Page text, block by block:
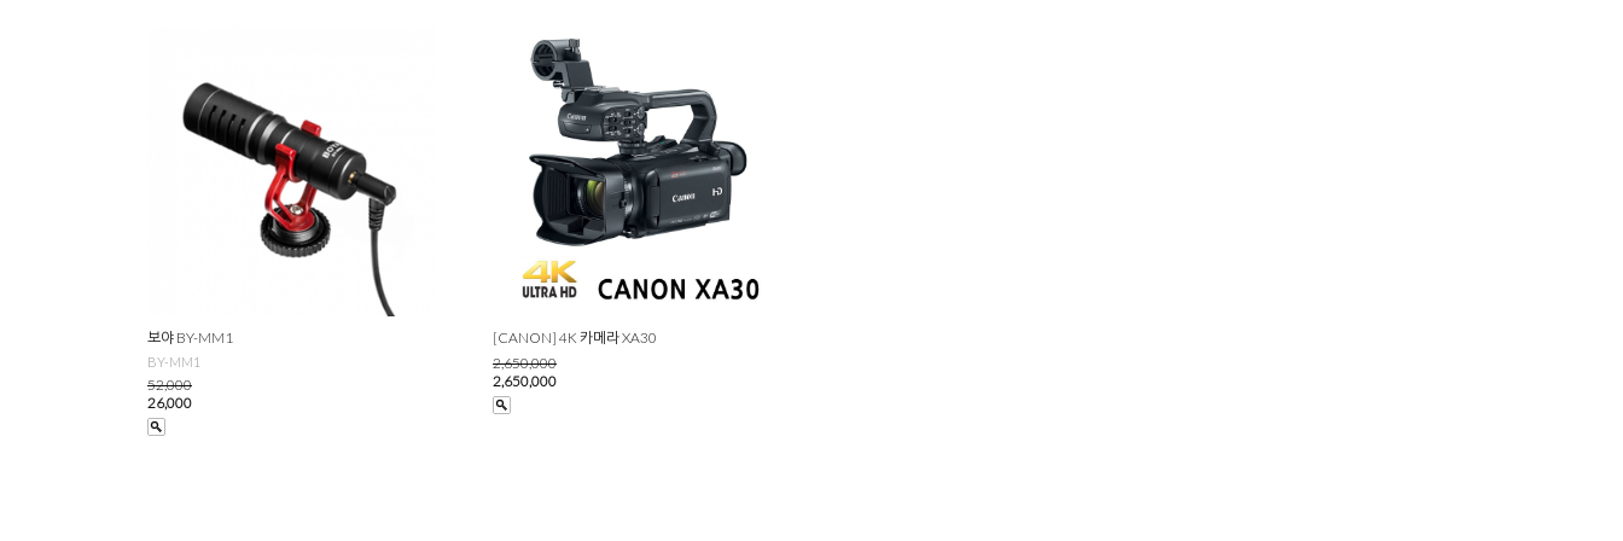
보야 BY-MM1
BY-MM1
52,000
26,000
[CANON] 4K 카메라 XA30
2,650,000
2,650,000